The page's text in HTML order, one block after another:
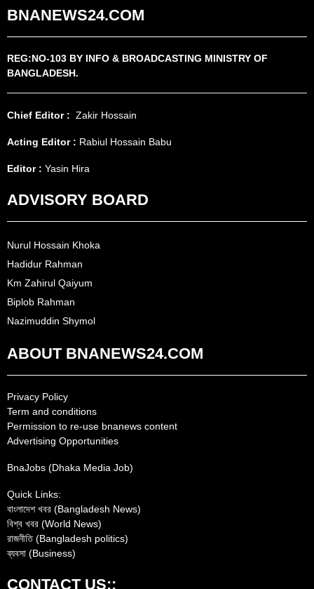
BNANEWS24.COM
REG:NO-103 BY INFO & BROADCASTING MINISTRY OF
BANGLADESH.
Chief Editor : Zakir Hossain
Acting Editor : Rabiul Hossain Babu
Editor : Yasin Hira
ADVISORY BOARD
Nurul Hossain Khoka
Hadidur Rahman
Km Zahirul Qaiyum
Biplob Rahman
Nazimuddin Shymol
ABOUT BNANEWS24.COM
Privacy Policy
Term and conditions
Permission to re-use bnanews content
Advertising Opportunities
BnaJobs (Dhaka Media Job)
Quick Links:
বাংলাদেশ খবর (Bangladesh News)
বিশ্ব খবর (World News)
রাজনীতি (Bangladesh politics)
ব্যবসা (Business)
CONTACT US::